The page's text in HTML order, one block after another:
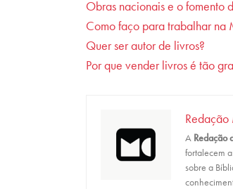
Obras nacionais e o fomento
Como faço para trabalhar na
Quer ser autor de livros?
Por que vender livros é tão
A Redação
fortalecem
sobre a